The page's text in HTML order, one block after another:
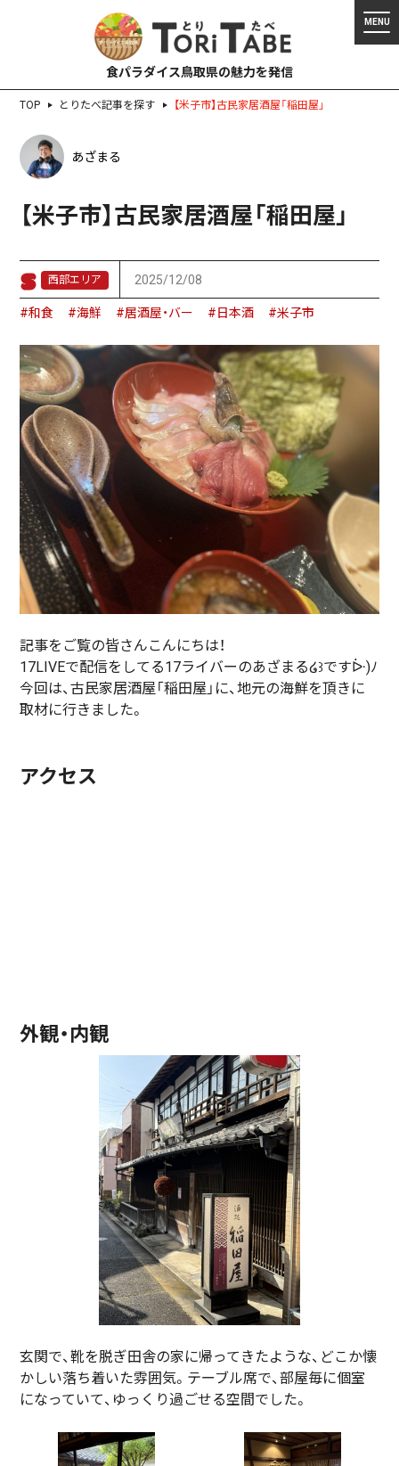
食パラダイス鳥取県の魅力を発信
TOP とりたべ記事を探す 【米子市】古民家居酒屋「稲田屋」
あざまる
【米子市】古民家居酒屋「稲田屋」
西部エリア 2025/12/08
#和食 #海鮮 #居酒屋・バー #日本酒 #米子市
記事をご覧の皆さんこんにちは！
17LIVEで配信をしてる17ライバーのあざまる໒꒱ですᐕ)ﾉ
今回は、古民家居酒屋「稲田屋」に、地元の海鮮を頂きに
取材に行きました。
アクセス
外観・内観
玄関で、靴を脱ぎ田舎の家に帰ってきたような、どこか懐
かしい落ち着いた雰囲気。テーブル席で、部屋毎に個室
になっていて、ゆっくり過ごせる空間でした。